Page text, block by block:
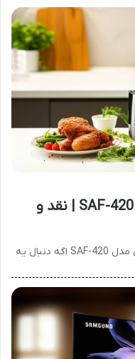
سرخ کن بدون روغن سوناشی SAF-420 | نقد و
نقد و بررسی سرخ کن بدون روغن سوناشی مدل SAF-420 اگه دنبال یه